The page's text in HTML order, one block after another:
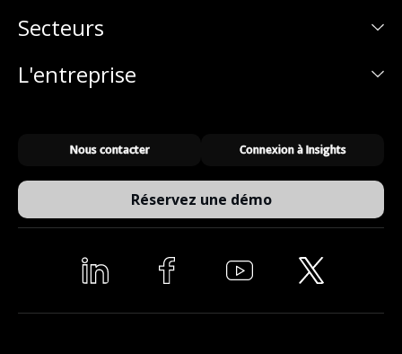
Secteurs
L'entreprise
Nous contacter Connexion à Insights
Réservez une démo